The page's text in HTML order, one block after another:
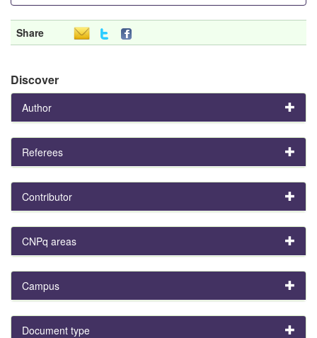
Share
Discover
Author
Referees
Contributor
CNPq areas
Campus
Document type